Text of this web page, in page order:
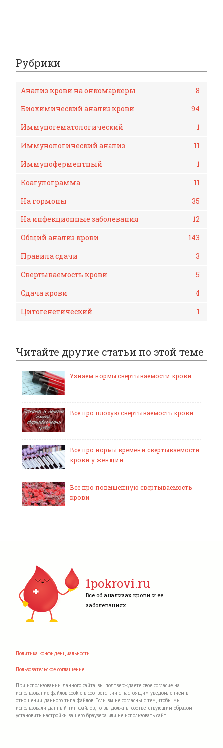
Рубрики
Анализ крови на онкомаркеры
8
Биохимический анализ крови
94
Иммуногематологический
1
Иммунологический анализ
11
Иммуноферментный
1
Коагулограмма
11
На гормоны
35
На инфекционные заболевания
12
Общий анализ крови
143
Правила сдачи
3
Свертываемость крови
5
Сдача крови
4
Цитогенетический
1
Читайте другие статьи по этой теме
Узнаем нормы свертываемости крови
Все про плохую свертываемость крови
Все про нормы времени свертываемости
крови у женщин
Все про повышенную свертываемость
крови
1pokrovi.ru
Все об анализах крови и ее
заболеваниях
Политика конфиденциальности
Пользовательское соглашение
При использовании данного сайта, вы подтверждаете свое согласие на
использование файлов cookie в соответствии с настоящим уведомлением в
отношении данного типа файлов. Если вы не согласны с тем, чтобы мы
использовали данный тип файлов, то вы должны соответствующим образом
установить настройки вашего браузера или не использовать сайт.